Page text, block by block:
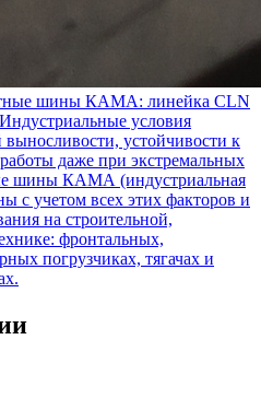
шины КАМА: линейка CLN
Индустриальные условия
устойчивости к
даже при экстремальных
шины КАМА (индустриальная
с учетом всех этих факторов и
на строительной,
фронтальных,
погрузчиках, тягачах и